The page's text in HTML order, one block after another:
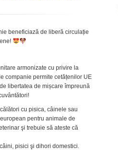
beneficiază de liberă circulație
armonizate cu privire la
companie permite cetățenilor UE
libertatea de mișcare împreună
cu pisica, câinele sau
pentru animale de
şi trebuie să ateste că
pisici şi dihori domestici.